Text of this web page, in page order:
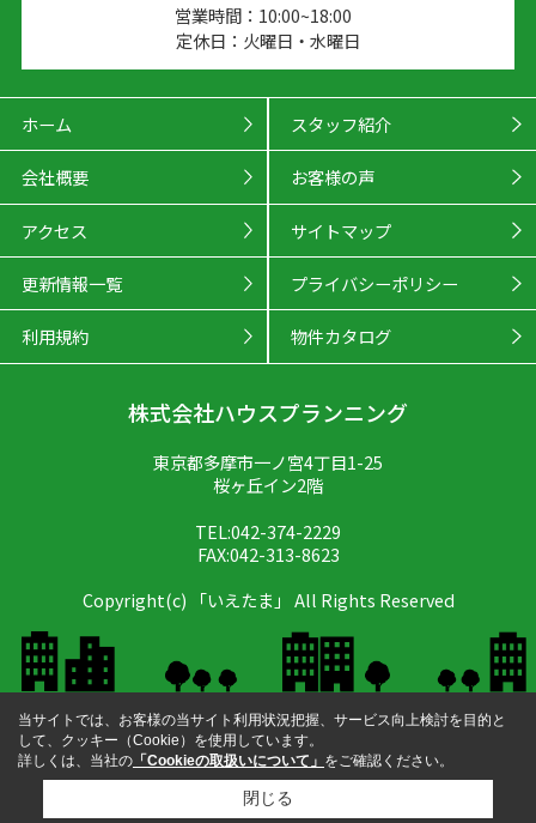
営業時間：10:00~18:00
定休日：火曜日・水曜日
ホーム スタッフ紹介
会社概要 お客様の声
アクセス サイトマップ
更新情報一覧 プライバシーポリシー
利用規約 物件カタログ
株式会社ハウスプランニング
東京都多摩市一ノ宮4丁目1-25
桜ヶ丘イン2階
TEL:042-374-2229
FAX:042-313-8623
Copyright(c) 「いえたま」 All Rights Reserved
当サイトでは、お客様の当サイト利用状況把握、サービス向上検討を目的と
して、クッキー（Cookie）を使用しています。
詳しくは、当社の 「Cookieの取扱いについて」 をご確認ください。
閉じる